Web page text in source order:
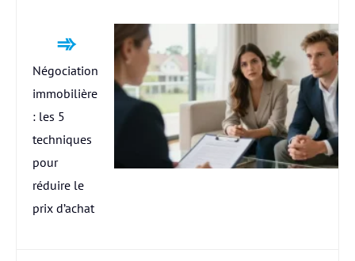
Négociation
immobilière
: les 5
techniques
pour
réduire le
prix d’achat